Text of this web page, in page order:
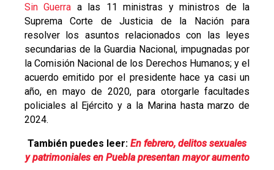
Sin Guerra a las 11 ministras y ministros de la
Suprema Corte de Justicia de la Nación para
resolver los asuntos relacionados con las leyes
secundarias de la Guardia Nacional, impugnadas por
la Comisión Nacional de los Derechos Humanos; y el
acuerdo emitido por el presidente hace ya casi un
año, en mayo de 2020, para otorgarle facultades
policiales al Ejército y a la Marina hasta marzo de
2024.
También puedes leer: En febrero, delitos sexuales
y patrimoniales en Puebla presentan mayor aumento